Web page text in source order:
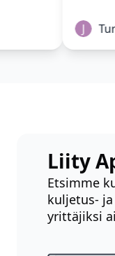
Liity
Etsimme
kuljetus-
yrittäjiksi